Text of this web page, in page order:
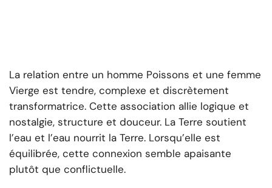
La relation entre un homme Poissons et une femme
Vierge est tendre, complexe et discrètement
transformatrice. Cette association allie logique et
nostalgie, structure et douceur. La Terre soutient
l’eau et l’eau nourrit la Terre. Lorsqu’elle est
équilibrée, cette connexion semble apaisante
plutôt que conflictuelle.